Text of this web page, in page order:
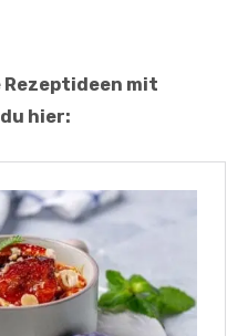
Rezeptideen mit
hier: